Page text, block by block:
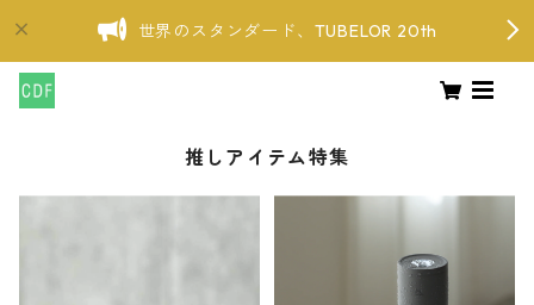
世界のスタンダード、TUBELOR 20th
推しアイテム特集